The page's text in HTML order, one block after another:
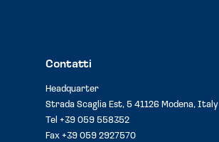
Contatti
Headquarter
Strada Scaglia Est, 5 41126 Modena, Italy
Tel +39 059 558352
Fax +39 059 2927570